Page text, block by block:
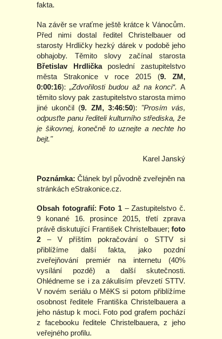
fakta.
Na závěr se vraťme ještě krátce k Vánocům.
Před nimi dostal ředitel Christelbauer od
starosty Hrdličky hezký dárek v podobě jeho
obhajoby. Těmito slovy začínal starosta
Břetislav Hrdličkaposlední zastupitelstvo
města Strakonice v roce 2015 (9. ZM,
0:00:16): „Zdvořilosti budou až na konci“. A
těmito slovy pak zastupitelstvo starosta mimo
jiné ukončil (9. ZM, 3:46:50): "Prosím vás,
odpusťte panu řediteli kulturního střediska, že
je šikovnej, konečně to uznejte a nechte ho
bejt."
Karel Janský
Poznámka: Článek byl původně zveřejněn na
stránkách eStrakonice.cz.
Obsah fotografií: Foto 1 – Zastupitelstvo č.
9 konané 16. prosince 2015, třetí zprava
právě diskutující František Christelbauer; foto
2 – V příštím pokračování o STTV si
přiblížíme další fakta, jako pozdní
zveřejňování premiér na internetu (40%
vysílání pozdě) a další skutečnosti.
Ohlédneme se i za zákulisím převzetí STTV.
V novém seriálu o MěKS si potom přiblížíme
osobnost ředitele Františka Christelbauera a
jeho nástup k moci. Foto pod grafem pochází
z facebooku ředitele Christelbauera, z jeho
veřejného profilu.